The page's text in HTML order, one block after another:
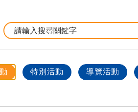
特別活動 導覽活動